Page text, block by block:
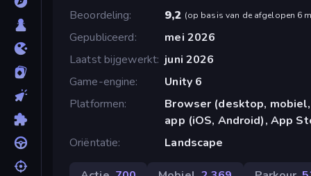
Beoordeling
9,2 (op basis van de afgelopen 6
Gepubliceerd
mei 2026
Laatst bijgewerkt juni 2026
Game-engine
Unity 6
Platformen
Browser (desktop,
app (iOS, Android), App
Oriëntatie
Landscape